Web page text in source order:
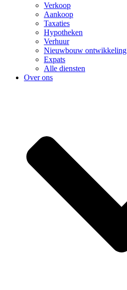
Verkoop
Aankoop
Taxaties
Hypotheken
Verhuur
Nieuwbouw ontwikkeling
Expats
Alle diensten
Over ons